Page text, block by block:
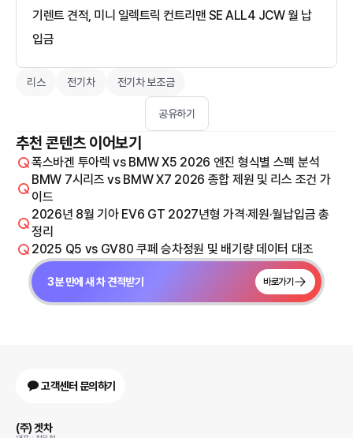
기렌트 견적, 미니 일렉트릭 컨트리맨 SE ALL4 JCW 월 납
입금
리스 전기차 전기차 보조금
공유하기
추천 콘텐츠 이어보기
폭스바겐 투아렉 vs BMW X5 2026 엔진 형식별 스펙 분석
BMW 7시리즈 vs BMW X7 2026 종합 제원 및 리스 조건 가
이드
2026년 8월 기아 EV6 GT 2027년형 가격·제원·월납입금 총
정리
2025 Q5 vs GV80 쿠페 승차정원 및 배기량 데이터 대조
3분 만에 새 차 견적받기 바로가기
고객센터 문의하기
(주) 겟차